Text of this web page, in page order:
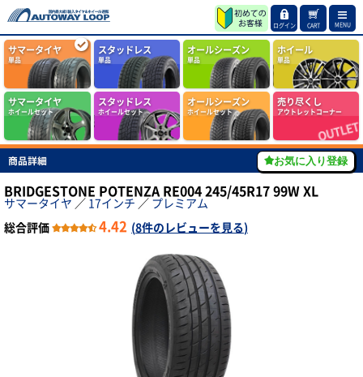
ログイン CART MENU
サマータイヤ
単品
スタッドレス
単品
オールシーズン
単品
ホイール
単品
サマータイヤ
ホイールセット
スタッドレス
ホイールセット
オールシーズン
ホイールセット
売り尽くし
アウトレットコーナー
商品詳細 お気に入り登録
BRIDGESTONE POTENZA RE004 245/45R17 99W XL
サマータイヤ ／ 17インチ ／ プレミアム
総合評価
4.42 (8件のレビューを見る)